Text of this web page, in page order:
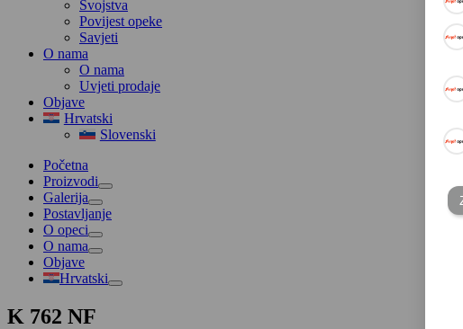
Svojstva
Povijest opeke
Savjeti
O nama
O nama
Uvjeti prodaje
Objave
Hrvatski
Slovenski
Početna
Proizvodi
Galerija
Postavljanje
O opeci
O nama
Objave
Hrvatski
K 762 NF